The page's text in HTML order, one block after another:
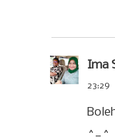
Ima
23:29
^_^